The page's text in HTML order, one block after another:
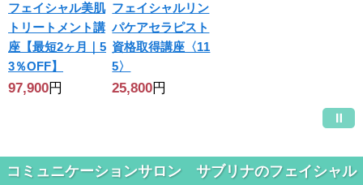
フェイシャル美肌
トリートメント講
座【最短2ヶ月｜5
3％OFF】
97,900円
フェイシャルリン
パケアセラピスト
資格取得講座〈11
5〉
25,800円
コミュニケーションサロン サブリナのフェイシャル